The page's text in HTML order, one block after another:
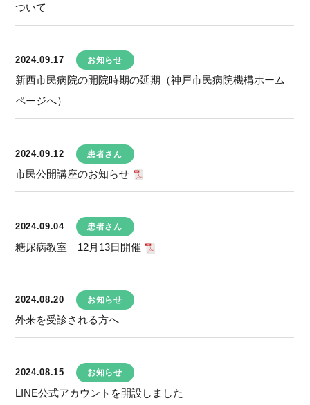
ついて
2024.09.17 お知らせ
新西市民病院の開院時期の延期（神戸市民病院機構ホーム
ページへ）
2024.09.12 患者さん
市民公開講座のお知らせ
2024.09.04 患者さん
糖尿病教室 12月13日開催
2024.08.20 お知らせ
外来を受診される方へ
2024.08.15 お知らせ
LINE公式アカウントを開設しました